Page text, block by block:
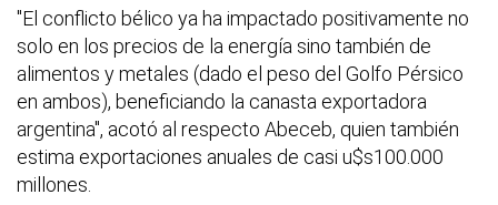
"El conflicto bélico ya ha impactado positivamente no
solo en los precios de la energía sino también de
alimentos y metales (dado el peso del Golfo Pérsico
en ambos), beneficiando la canasta exportadora
argentina", acotó al respecto Abeceb, quien también
estima exportaciones anuales de casi u$s100.000
millones.